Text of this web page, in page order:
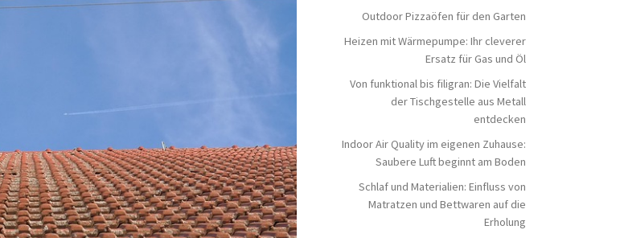
Outdoor Pizzaöfen für den Garten
Heizen mit Wärmepumpe: Ihr cleverer
Ersatz für Gas und Öl
Von funktional bis filigran: Die Vielfalt
der Tischgestelle aus Metall
entdecken
Indoor Air Quality im eigenen Zuhause:
Saubere Luft beginnt am Boden
Schlaf und Materialien: Einfluss von
Matratzen und Bettwaren auf die
Erholung